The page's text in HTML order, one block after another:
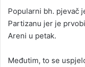
Popularni bh. pjevač
Partizanu jer je
Areni u petak.
Međutim, to se